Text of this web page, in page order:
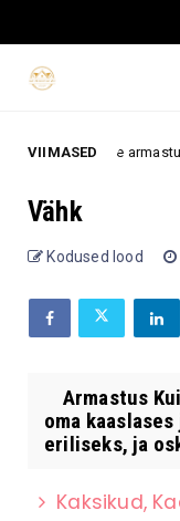
VIIMASED
pöörde
Vähk
Kodused lood
Armastus
oma
eriliseks, ja
Kaksikud,